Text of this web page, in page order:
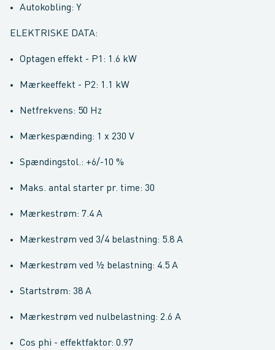
Autokobling: Y
ELEKTRISKE DATA:
Optagen effekt - P1: 1.6 kW
Mærkeeffekt - P2: 1.1 kW
Netfrekvens: 50 Hz
Mærkespænding: 1 x 230 V
Spændingstol.: +6/-10 %
Maks. antal starter pr. time: 30
Mærkestrøm: 7.4 A
Mærkestrøm ved 3/4 belastning: 5.8 A
Mærkestrøm ved ½ belastning: 4.5 A
Startstrøm: 38 A
Mærkestrøm ved nulbelastning: 2.6 A
Cos phi - effektfaktor: 0.97